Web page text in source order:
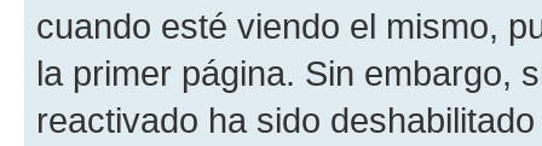
cuando esté viendo el mismo,
la primer página. Sin embargo,
reactivado ha sido